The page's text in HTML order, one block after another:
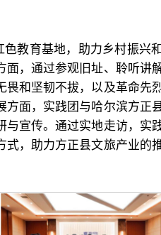
教育基地，助力乡村振兴
，通过参观旧址、聆听讲
和坚韧不拔，以及革命先
面，实践团与哈尔滨方正
宣传。通过实地走访，实
，助力方正县文旅产业的